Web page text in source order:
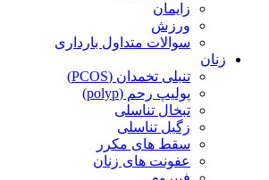
زایمان
ورزش
سوالات متداول بارداری
زنان
تنبلی تخمدان (PCOS)
پولیپ رحم (polyp)
تبخال تناسلی
زگیل تناسلی
سقط های مکرر
عفونت های زنان